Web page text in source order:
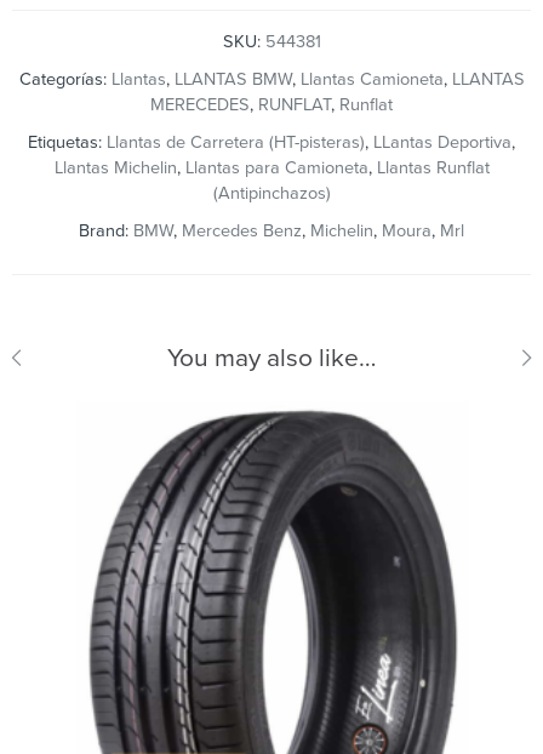
SKU: 544381
Categorías: Llantas, LLANTAS BMW, Llantas Camioneta, LLANTAS
MERECEDES, RUNFLAT, Runflat
Etiquetas: Llantas de Carretera (HT-pisteras), LLantas Deportiva,
Llantas Michelin, Llantas para Camioneta, Llantas Runflat
(Antipinchazos)
Brand: BMW, Mercedes Benz, Michelin, Moura, Mrl
You may also like…